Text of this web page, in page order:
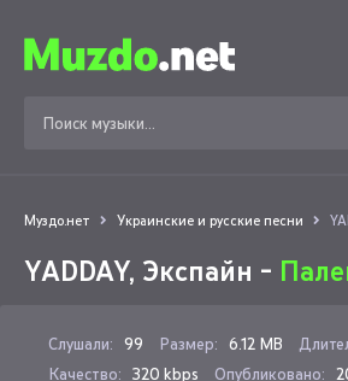
Муздо.нет Украинские и русские песни
YADDAY, Экспайн -
Слушали: 99 Размер: 6.12 MB
Качество: 320 kbps Опубликовано: